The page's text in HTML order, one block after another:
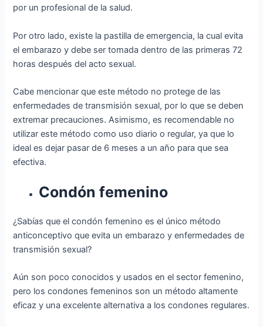
por un profesional de la salud.
Por otro lado, existe la pastilla de emergencia, la cual evita
el embarazo y debe ser tomada dentro de las primeras 72
horas después del acto sexual.
Cabe mencionar que este método no protege de las
enfermedades de transmisión sexual, por lo que se deben
extremar precauciones. Asimismo, es recomendable no
utilizar este método como uso diario o regular, ya que lo
ideal es dejar pasar de 6 meses a un año para que sea
efectiva.
Condón femenino
¿Sabías que el condón femenino es el único método
anticonceptivo que evita un embarazo y enfermedades de
transmisión sexual?
Aún son poco conocidos y usados en el sector femenino,
pero los condones femeninos son un método altamente
eficaz y una excelente alternativa a los condones regulares.